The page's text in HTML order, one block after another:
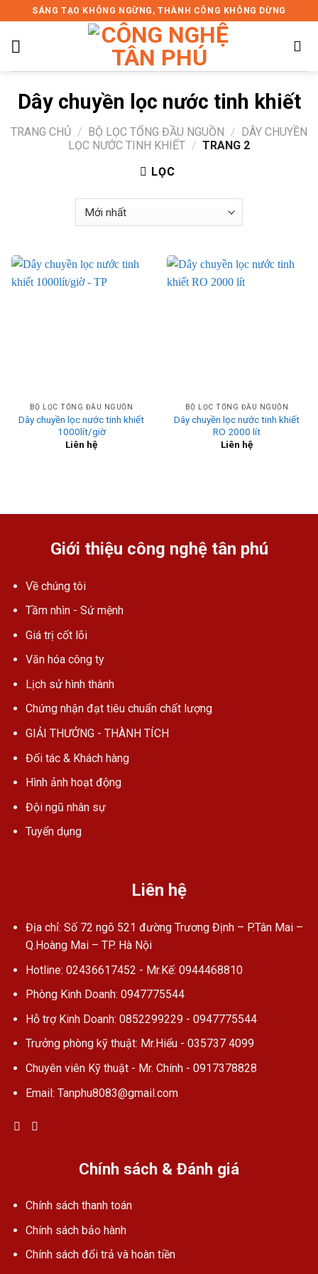
to
content
SÁNG TẠO KHÔNG NGỪNG, THÀNH CÔNG KHÔNG DỪNG
Dây chuyền lọc nước tinh khiết
TRANG CHỦ / BỘ LỌC TỔNG ĐẦU NGUỒN /
DÂY CHUYỀN
LỌC NƯỚC TINH KHIẾT / TRANG 2
LỌC
BỘ LỌC TỔNG ĐẦU NGUỒN
Dây chuyền lọc nước tinh khiết
1000lít/giờ
Liên hệ
BỘ LỌC TỔNG ĐẦU NGUỒN
Dây chuyền lọc nước tinh khiết
RO 2000 lít
Liên hệ
Giới thiệu công nghệ tân phú
Về chúng tôi
Tầm nhìn - Sứ mệnh
Giá trị cốt lõi
Văn hóa công ty
Lịch sử hình thành
Chứng nhận đạt tiêu chuẩn chất lượng
GIẢI THƯỞNG - THÀNH TÍCH
Đối tác & Khách hàng
Hình ảnh hoạt động
Đội ngũ nhân sự
Tuyển dụng
Liên hệ
Địa chỉ: Số 72 ngõ 521 đường Trương Định – P.Tân Mai –
Q.Hoàng Mai – TP. Hà Nội
Hotline: 02436617452 - Mr.Kế: 0944468810
Phòng Kinh Doanh: 0947775544
Hỗ trợ Kinh Doanh: 0852299229 - 0947775544
Trưởng phòng kỹ thuật: Mr.Hiểu - 035737 4099
Chuyên viên Kỹ thuật - Mr. Chính - 0917378828
Email: Tanphu8083@gmail.com
Chính sách & Đánh giá
Chính sách thanh toán
Chính sách bảo hành
Chính sách đổi trả và hoàn tiền